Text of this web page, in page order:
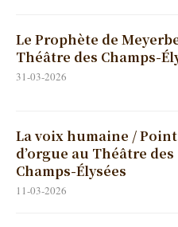
Le Prophète de
Théâtre des Champs-
31-03-2026
La voix humaine / Point
d’orgue au Théâtre des
Champs-Élysées
11-03-2026